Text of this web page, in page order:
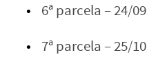
6ª parcela – 24/09
7ª parcela – 25/10